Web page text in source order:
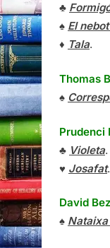
♣
♠ El
♦ Tala.
Thomas
♠
Prudenci
♣ Violeta.
♥ Josafat.
David
♠